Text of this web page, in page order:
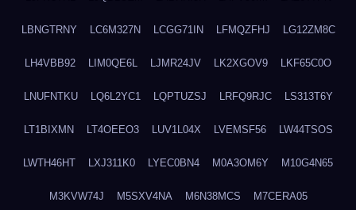
LBNGTRNY LC6M327N LCGG71IN LFMQZFHJ LG12ZM8C
LH4VBB92 LIM0QE6L LJMR24JV LK2XGOV9 LKF65C0O
LNUFNTKU LQ6L2YC1 LQPTUZSJ LRFQ9RJC LS313T6Y
LT1BIXMN LT4OEEO3 LUV1L04X LVEMSF56 LW44TSOS
LWTH46HT LXJ311K0 LYEC0BN4 M0A3OM6Y M10G4N65
M3KVW74J M5SXV4NA M6N38MCS M7CERA05